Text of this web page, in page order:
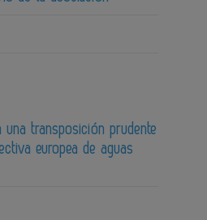
una transposición prudente
europea de aguas